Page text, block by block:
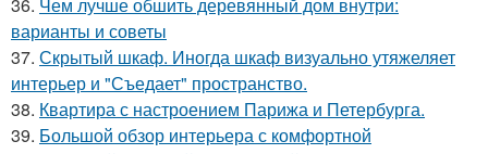
варианты и советы
37. Скрытый шкаф. Иногда шкаф визуально утяжеляет
интерьер и "Съедает" пространство.
38. Квартира с настроением Парижа и Петербурга.
39. Большой обзор интерьера с комфортной